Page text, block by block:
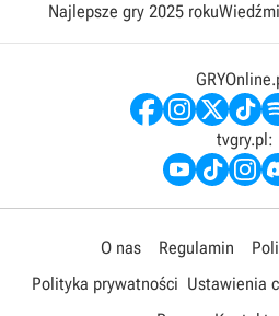
Najlepsze gry 2025 roku
tvgry.pl:
O nas Regulamin
Polityka prywatności Ustawienia